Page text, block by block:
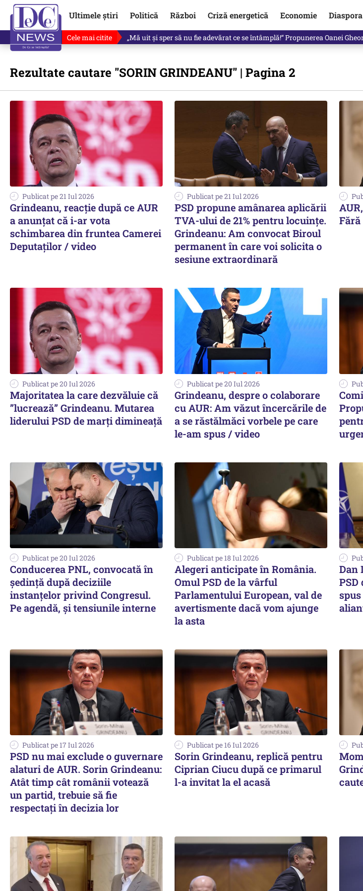
Ultimele știri Politică Război Criză energetică Economie
Cele mai citite Ce se întâmplă cu primul buletin electronic, decizia luată astăzi de
Rezultate cautare "SORIN GRINDEANU" | Pagina 2
Publicat pe 21 Iul 2026
Grindeanu, reacție după ce AUR
a anunțat că i-ar vota
schimbarea din fruntea Camerei
Deputaților / video
Publicat pe 21 Iul 2026
PSD propune amânarea aplicării
TVA-ului de 21% pentru locuințe.
Grindeanu: Am convocat Biroul
permanent în care voi solicita o
sesiune extraordinară
Fără
Publicat pe 20 Iul 2026
Majoritatea la care dezvăluie că
”lucrează” Grindeanu. Mutarea
liderului PSD de marți dimineață
Publicat pe 20 Iul 2026
Grindeanu, despre o colaborare
cu AUR: Am văzut încercările de
a se răstălmăci vorbele pe care
le-am spus / video
Publicat pe 20 Iul 2026
Conducerea PNL, convocată în
ședință după deciziile
instanțelor privind Congresul.
Pe agendă, și tensiunile interne
Publicat pe 18 Iul 2026
Alegeri anticipate în România.
Omul PSD de la vârful
Parlamentului European, val de
avertismente dacă vom ajunge
la asta
Dan
PSD
Publicat pe 17 Iul 2026
PSD nu mai exclude o guvernare
alaturi de AUR. Sorin Grindeanu:
Atât timp cât românii votează
un partid, trebuie să fie
respectaţi în decizia lor
Publicat pe 16 Iul 2026
Sorin Grindeanu, replică pentru
Ciprian Ciucu după ce primarul
l-a invitat la el acasă